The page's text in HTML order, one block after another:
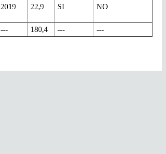
2019 22,9 SI NO
--- 180,4 --- ---